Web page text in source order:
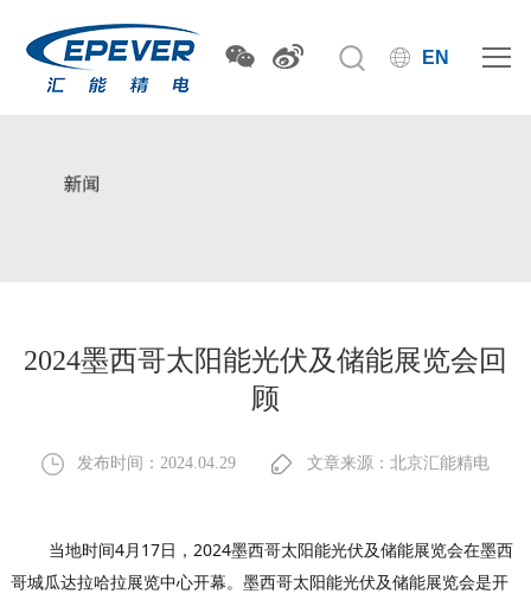
EN
2024墨西哥太阳能光伏及储能展览会回
顾
发布时间：2024.04.29 文章来源：北京汇能精电
当地时间4月17日，2024墨西哥太阳能光伏及储能展览会在墨西
哥城瓜达拉哈拉展览中心开幕。墨西哥太阳能光伏及储能展览会是开